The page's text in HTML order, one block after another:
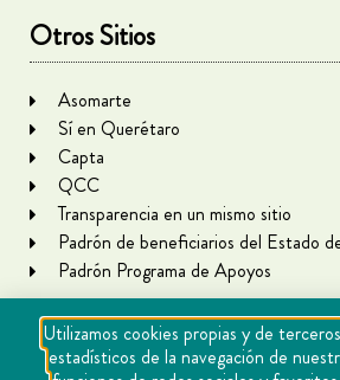
Otros Sitios
Asomarte
Sí en Querétaro
Capta
QCC
Transparencia en un mismo sitio
Padrón de beneficiarios del Estado
Padrón Programa de Apoyos
Utilizamos cookies propias y de
estadísticos de la navegación de